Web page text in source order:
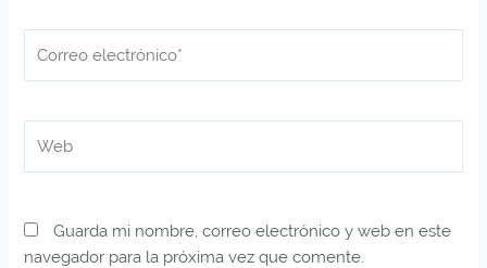
electrónico*
Guarda mi nombre, correo electrónico y web en este
navegador para la próxima vez que comente.